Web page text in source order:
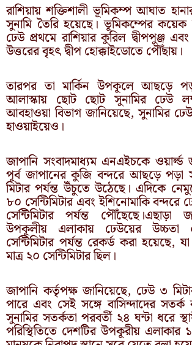
রাশিয়ায় শক্তিশালী ভূমিকম্প আঘাত
সুনামি তৈরি হয়েছে। ভূমিকম্পের কয়েক
ঢেউ প্রথমে রাশিয়ার কুরিল দ্বীপপুঞ্জ
উত্তরের বৃহৎ দ্বীপ হোক্কাইডোতে পৌঁছায়।
তারপর তা মার্কিন উপকূলে আছড়ে
আলাস্কায় ছোট ছোট সুনামির ঢেউ
আবহাওয়া বিভাগ জানিয়েছে, সুনামির
হাওয়াইয়েও।
জাপানি সংবাদমাধ্যম এনএইচকে ওয়ার্ল্ড
পূর্ব জাপানের কুজি বন্দরে আছড়ে পড়া
মিটার পর্যন্ত উঁচুতে উঠেছে। এদিকে
৮০ সেন্টিমিটার এবং ইশিনোমাকি বন্দরে
সেন্টিমিটার পর্যন্ত পৌঁছেছে।এছাড়া
উপকূলীয় এলাকায় ঢেউয়ের
সেন্টিমিটার পর্যন্ত রেকর্ড করা হয়েছে,
মাত্র ২০ সেন্টিমিটার ছিল।
জাপানি কর্তৃপক্ষ জানিয়েছে, ঢেউ ৩
পারে এবং সেই সঙ্গে বাসিন্দাদের
সুনামির সতর্কতা পরবর্তী ২৪ ঘন্টা ধরে
পরিস্থিতিতে দেশটির উপকূরীয় এলাকার